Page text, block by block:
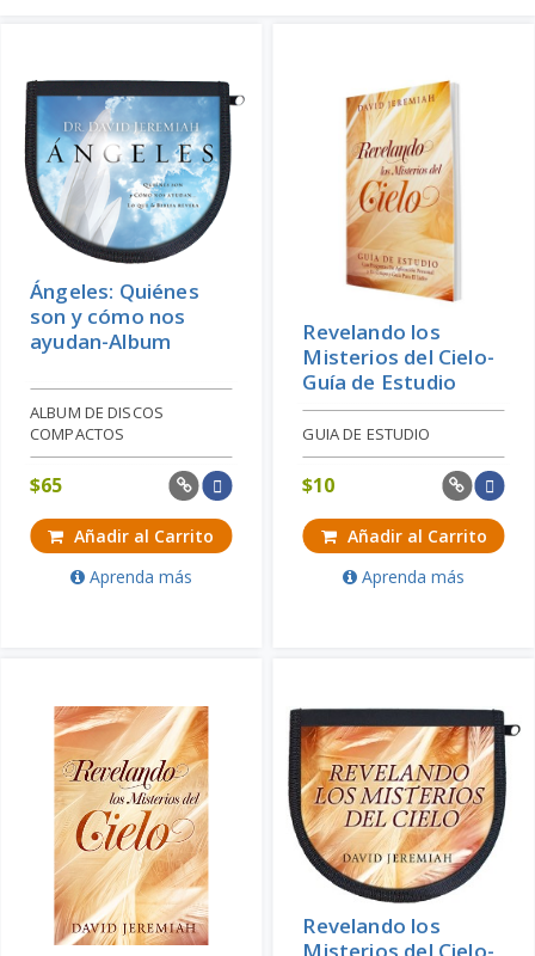
Ángeles: Quiénes
son y cómo nos
ayudan-Album
ALBUM DE DISCOS
COMPACTOS
$65
Añadir al Carrito
Aprenda más
Revelando los
Misterios del Cielo-
Guía de Estudio
GUIA DE ESTUDIO
$10
Añadir al Carrito
Aprenda más
Revelando los
Misterios del Cielo-